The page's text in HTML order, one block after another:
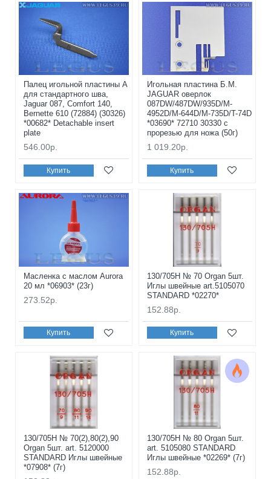
Палец игольной пластины A
для стандартного шва,
Jaguar 087, Comfort 140,
Bernette 610 (72884) (30326)
*00682* Detachable insert
plate
546.00р.
Купить
Игольная пластина Б.М.
JAGUAR оверлок
087DW/487DW/935D/M-
4952D/M-644D/M-735D/T-74D
*03690* 72710 30330 с
прорезью для ножа (50г)
1 019.20р.
Купить
Масленка с маслом Aurora
20 мл *06903* (23г)
273.52р.
Купить
130/705H № 70 Organ 5шт.
Иглы швейные art.5105070
STANDARD *02270*
152.88р.
Купить
130/705H № 70(2),80(2),90
Organ 5шт. art. 5120000
STANDARD Иглы швейные
*07908* (7г)
130/705H № 80 Organ 5шт.
art. 5105080 STANDARD
Иглы швейные *02269* (7г)
152.88р.